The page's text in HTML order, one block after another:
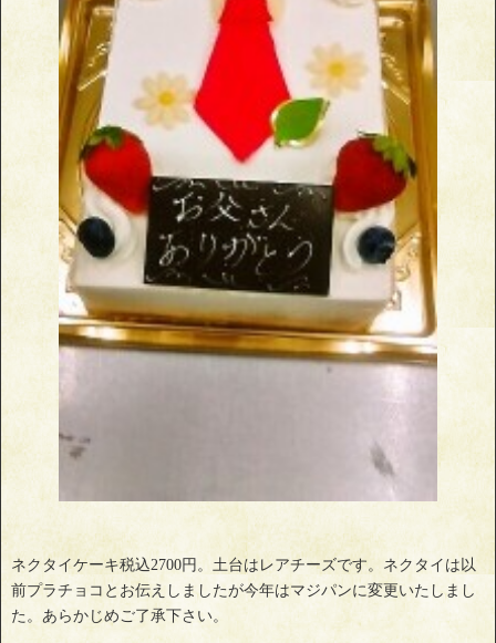
ネクタイケーキ税込2700円。土台はレアチーズです。ネクタイは以
前プラチョコとお伝えしましたが今年はマジパンに変更いたしまし
た。あらかじめご了承下さい。